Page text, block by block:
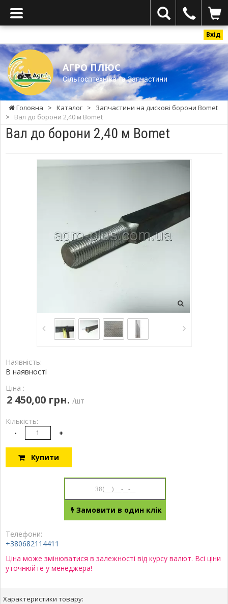
Вхід
АГРО ПЛЮС
Cільгосптехніка та Запчастини
Головна > Каталог >
Запчастини на дискові борони Bomet
>
Вал до борони 2,40 м Bomet
Вал до борони 2,40 м Bomet
Наявність:
В наявності
Ціна :
2 450,00 грн. /шт
Кількість:
- +
Купити
Замовити в один клік
Телефони:
+380682114411
Ціна може змінюватися в залежності від курсу валют. Всі ціни
уточнюйте у менеджера!
Характеристики товару: